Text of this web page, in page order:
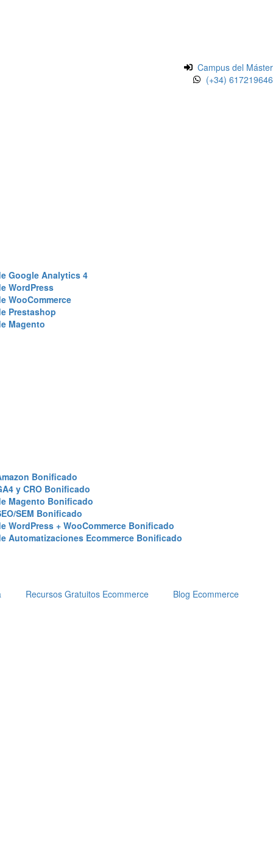
Campus del Máster
(+34) 617219646
Google Analytics 4
WordPress
WooCommerce
Prestashop
Magento
Bonificado
y CRO Bonificado
Magento Bonificado
SEM Bonificado
WordPress + WooCommerce Bonificado
Automatizaciones Ecommerce Bonificado
Recursos Gratuitos Ecommerce Blog Ecommerce